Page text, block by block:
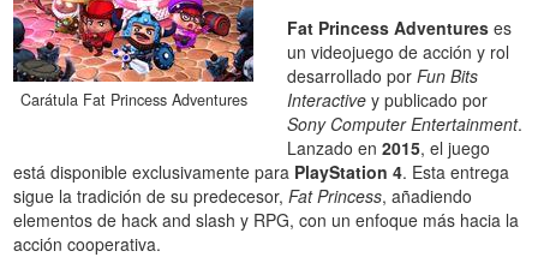
Carátula Fat Princess Adventures
Fat Princess Adventures es
un videojuego de acción y rol
desarrollado porFun Bits
Interactive y publicado por
Sony Computer Entertainment.
Lanzado en2015, el juego
está disponible exclusivamente para PlayStation 4. Esta entrega
sigue la tradición de su predecesor,Fat Princess, añadiendo
elementos de hack and slash y RPG, con un enfoque más hacia la
acción cooperativa.